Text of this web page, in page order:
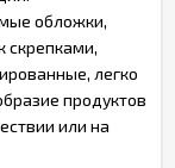
обложки,
скрепками,
легко
продуктов
или на